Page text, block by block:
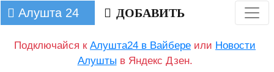
Алушта 24 ДОБАВИТЬ
Подключайся кАлушта24 в Вайбере или Новости
Алушты в Яндекс Дзен.